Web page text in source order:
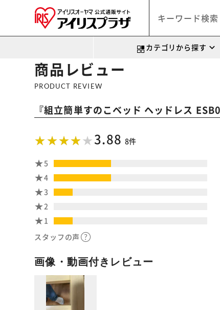
カテゴリから探す
商品レビュー
PRODUCT REVIEW
『組立簡単すのこベッド ヘッドレス
3.88 8件
5
4
3
2
1
スタッフの声
画像・動画付きレビュー